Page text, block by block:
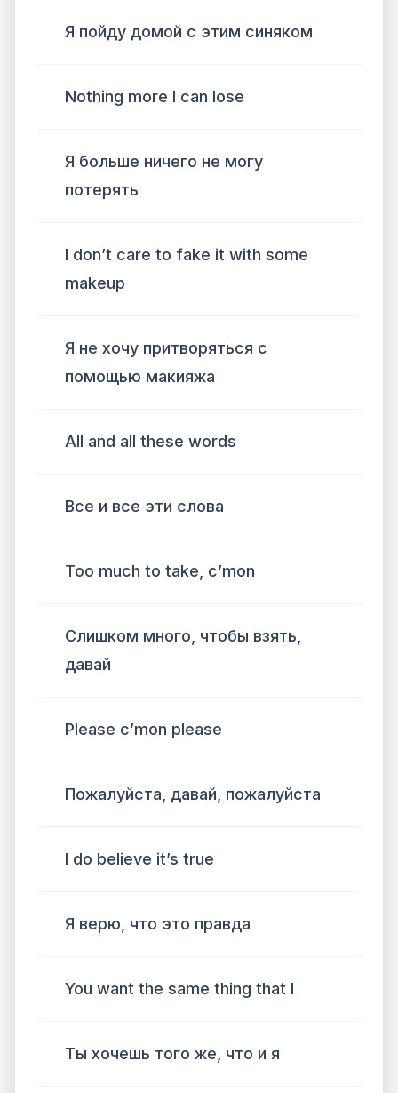
Я пойду домой с этим синяком
Nothing more I can lose
Я больше ничего не могу
потерять
I don’t care to fake it with some
makeup
Я не хочу притворяться с
помощью макияжа
All and all these words
Все и все эти слова
Too much to take, c’mon
Слишком много, чтобы взять,
давай
Please c’mon please
Пожалуйста, давай, пожалуйста
I do believe it’s true
Я верю, что это правда
You want the same thing that I
Ты хочешь того же, что и я